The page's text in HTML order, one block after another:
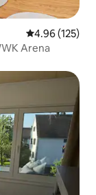
Calificación
4.96 (125)
Arena